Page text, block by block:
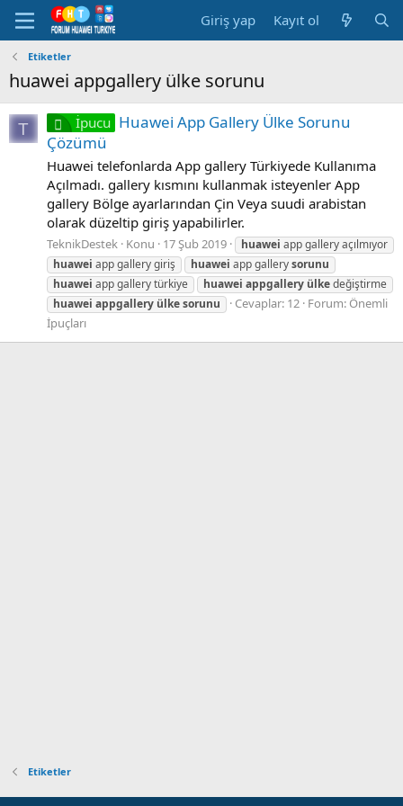
Giriş yap Kayıt ol
Etiketler
huawei appgallery ülke sorunu
T İpucu Huawei App Gallery Ülke Sorunu
Çözümü
Huawei telefonlarda App gallery Türkiyede Kullanıma
Açılmadı. gallery kısmını kullanmak isteyenler App
gallery Bölge ayarlarından Çin Veya suudi arabistan
olarak düzeltip giriş yapabilirler.
TeknikDestek Konu 17 Şub 2019 huawei app gallery açılmıyor
huawei app gallery giriş huawei app gallerysorunu
huawei app gallery türkiye huawei appgallery ülkedeğiştirme
huawei appgallery ülkesorunu Cevaplar: 12 Forum: Önemli
İpuçları
Etiketler